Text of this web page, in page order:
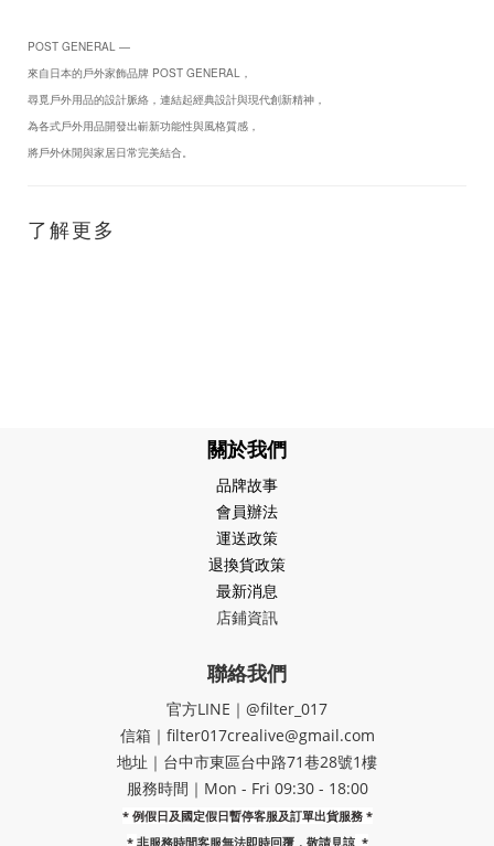
POST GENERAL —
來自日本的戶外家飾品牌 POST GENERAL
尋覓戶外用品的設計脈絡，連結起經典設計與現代創新精神，
為各式戶外用品開發出嶄新功能性與風格質感，
將戶外休閒與家居日常完美結合。
了解更多
關於我們
品牌故事
會員辦法
運送政策
退換貨政策
最新消息
店鋪資訊
聯絡我們
官方LINE｜@filter_017
信箱｜filter017crealive@gmail.com
地址｜​台中市東區台中路71巷28號1樓
服務時間｜Mon - Fri 09:30 - 18:00
* 例假日及國定假日暫停客服及訂單出貨服務 *
* 非服務時間客服無法即時回覆，敬請見諒 *